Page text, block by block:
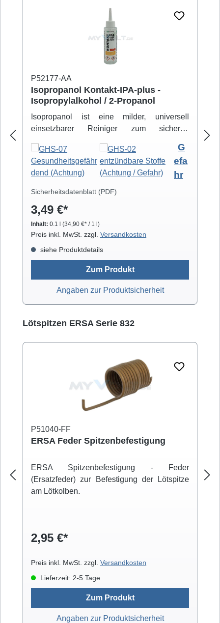
P52177-AA
Isopropanol Kontakt-IPA-plus -
Isopropylalkohol / 2-Propanol
Isopropanol ist eine milder, universell
einsetzbarer Reiniger zum sicheren
Hochreiner Isopropanol-Alkohol ( 99,8% )
eignet sich zur professionellen Säuberung
von z.B. Video- und Tonköpfen,
Laufwerkteilen, Gummirollen und optischen
arbeitet rückstandsfrei.
G
efa
hr
Sicherheitsdatenblatt (PDF)
3,49 €*
Inhalt: 0.1 l (34,90 €* / 1 l)
Preis inkl. MwSt. zzgl. Versandkosten
siehe Produktdetails
Zum Produkt
Angaben zur Produktsicherheit
Produktgalerie überspringen
Lötspitzen ERSA Serie 832
P51040-FF
ERSA Feder Spitzenbefestigung
ERSA Spitzenbefestigung - Feder
(Ersatzfeder) zur Befestigung der Lötspitze
am Lötkolben.
2,95 €*
Preis inkl. MwSt. zzgl. Versandkosten
Lieferzeit: 2-5 Tage
Zum Produkt
Angaben zur Produktsicherheit